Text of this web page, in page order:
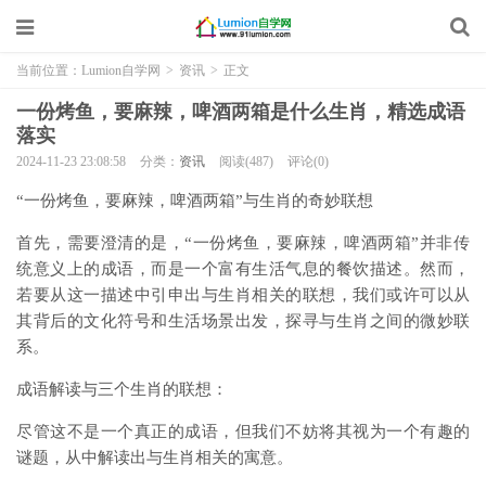
当前位置： Lumion自学网 > 资讯 > 正文
一份烤鱼，要麻辣，啤酒两箱是什么生肖，精选成语
落实
2024-11-23 23:08:58 分类： 资讯 阅读(487) 评论(0)
“一份烤鱼，要麻辣，啤酒两箱”与生肖的奇妙联想
首先，需要澄清的是，“一份烤鱼，要麻辣，啤酒两箱”并非传
统意义上的成语，而是一个富有生活气息的餐饮描述。然而，
若要从这一描述中引申出与生肖相关的联想，我们或许可以从
其背后的文化符号和生活场景出发，探寻与生肖之间的微妙联
系。
成语解读与三个生肖的联想：
尽管这不是一个真正的成语，但我们不妨将其视为一个有趣的
谜题，从中解读出与生肖相关的寓意。